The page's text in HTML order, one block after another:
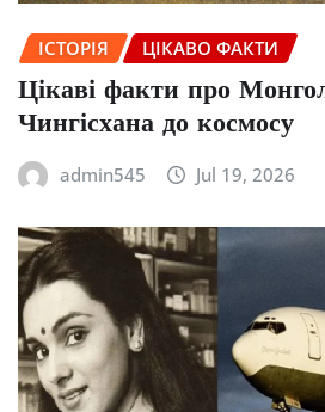
ІСТОРІЯ ЦІКАВО ФАКТИ
Цікаві факти про
Чингісхана до космосу
admin545 Jul 19, 2026